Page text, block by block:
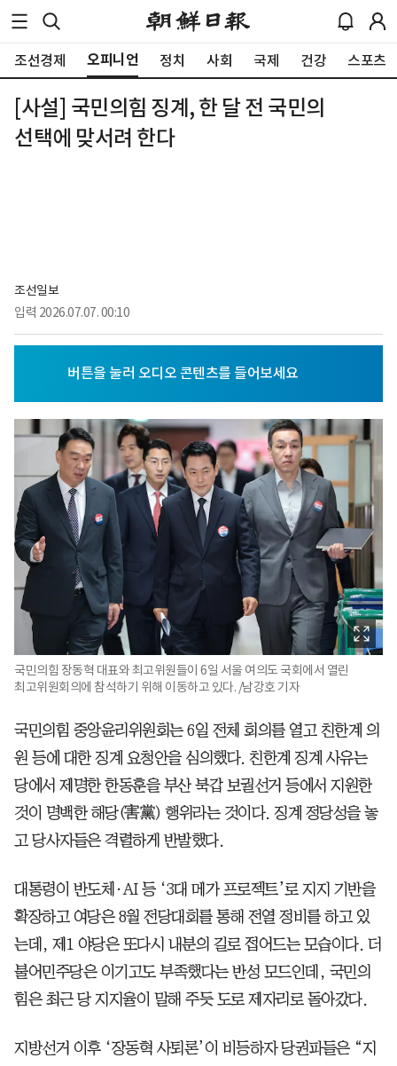
조선경제 오피니언 정치 사회 국제 건강 스포츠
[사설] 국민의힘 징계, 한 달 전 국민의
선택에 맞서려 한다
조선일보
입력 2026.07.07. 00:10
국민의힘 장동혁 대표와 최고위원들이 6일 서울 여의도 국회에서 열린
최고위원회의에 참석하기 위해 이동하고 있다. /남강호 기자
국민의힘 중앙윤리위원회는 6일 전체 회의를 열고 친한계 의
원 등에 대한 징계 요청안을 심의했다. 친한계 징계 사유는
당에서 제명한 한동훈을 부산 북갑 보궐선거 등에서 지원한
것이 명백한 해당(害黨) 행위라는 것이다. 징계 정당성을 놓
고 당사자들은 격렬하게 반발했다.
대통령이 반도체·AI 등 ‘3대 메가 프로젝트’로 지지 기반을
확장하고 여당은 8월 전당대회를 통해 전열 정비를 하고 있
는데, 제1 야당은 또다시 내분의 길로 접어드는 모습이다. 더
불어민주당은 이기고도 부족했다는 반성 모드인데, 국민의
힘은 최근 당 지지율이 말해 주듯 도로 제자리로 돌아갔다.
지방선거 이후 ‘장동혁 사퇴론’이 비등하자 당권파들은 “지